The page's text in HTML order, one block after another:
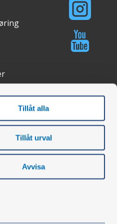
Tillåt alla
Tillåt urval
Avvisa